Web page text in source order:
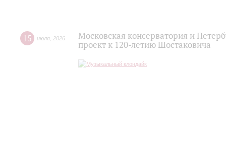
15 июля 2026
Московская консерватория и
проект к 120-летию Шостаковича